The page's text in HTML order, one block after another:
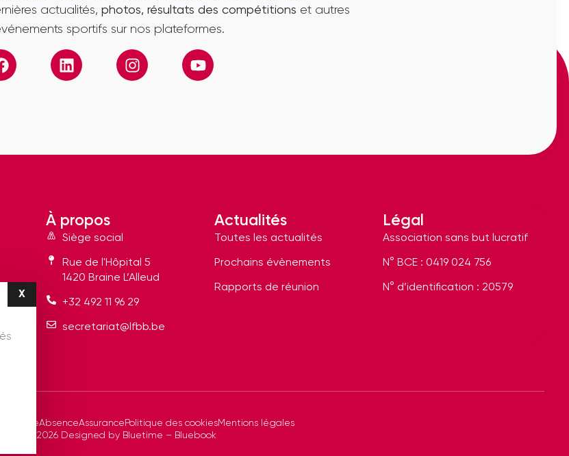
X Masquer le bandeau des cookies
actualités, photos, résultats des compétitions et autres
sportifs sur nos plateformes.
À propos
Siège social
Rue de l'Hôpital 5
1420 Braine L’Alleud
+32 492 11 96 29
secretariat@lfbb.be
Actualités
Toutes les actualités
Prochains évènements
Rapports de réunion
Légal
Association sans but lucratif
N° BCE : 0419 024 756
N° d’identification : 20579
LFBB © 2026 Designed by Bluetime – Bluebook
EthiqueAbsenceAssurancePolitique des cookiesMentions légales